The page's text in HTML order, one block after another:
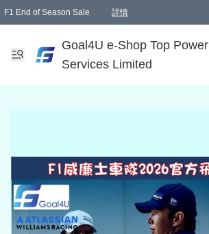
F1 End of Season Sale 詳情
Goal4U e-Shop Top Power
Services Limited